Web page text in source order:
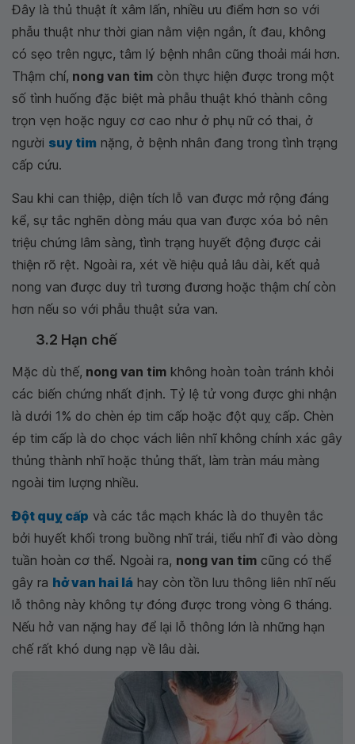
Đây là thủ thuật ít xâm lấn, nhiều ưu điểm hơn so với
phẫu thuật như thời gian nằm viện ngắn, ít đau, không
có sẹo trên ngực, tâm lý bệnh nhân cũng thoải mái hơn.
Thậm chí, nong van tim còn thực hiện được trong một
số tình huống đặc biệt mà phẫu thuật khó thành công
trọn vẹn hoặc nguy cơ cao như ở phụ nữ có thai, ở
người suy tim nặng, ở bệnh nhân đang trong tình trạng
cấp cứu.
Sau khi can thiệp, diện tích lỗ van được mở rộng đáng
kể, sự tắc nghẽn dòng máu qua van được xóa bỏ nên
triệu chứng lâm sàng, tình trạng huyết động được cải
thiện rõ rệt. Ngoài ra, xét về hiệu quả lâu dài, kết quả
nong van được duy trì tương đương hoặc thậm chí còn
hơn nếu so với phẫu thuật sửa van.
3.2 Hạn chế
Mặc dù thế, nong van tim không hoàn toàn tránh khỏi
các biến chứng nhất định. Tỷ lệ tử vong được ghi nhận
là dưới 1% do chèn ép tim cấp hoặc đột quỵ cấp. Chèn
ép tim cấp là do chọc vách liên nhĩ không chính xác gây
thủng thành nhĩ hoặc thủng thất, làm tràn máu màng
ngoài tim lượng nhiều.
Đột quỵ cấp và các tắc mạch khác là do thuyên tắc
bởi huyết khối trong buồng nhĩ trái, tiểu nhĩ đi vào dòng
tuần hoàn cơ thể. Ngoài ra, nong van tim cũng có thể
gây ra hở van hai lá hay còn tồn lưu thông liên nhĩ nếu
lỗ thông này không tự đóng được trong vòng 6 tháng.
Nếu hở van nặng hay để lại lỗ thông lớn là những hạn
chế rất khó dung nạp về lâu dài.